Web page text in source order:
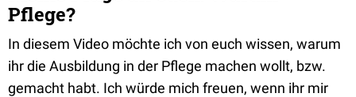
Pflege?
In diesem Video möchte ich von euch wissen, warum
ihr die Ausbildung in der Pflege machen wollt, bzw.
gemacht habt. Ich würde mich freuen, wenn ihr mir